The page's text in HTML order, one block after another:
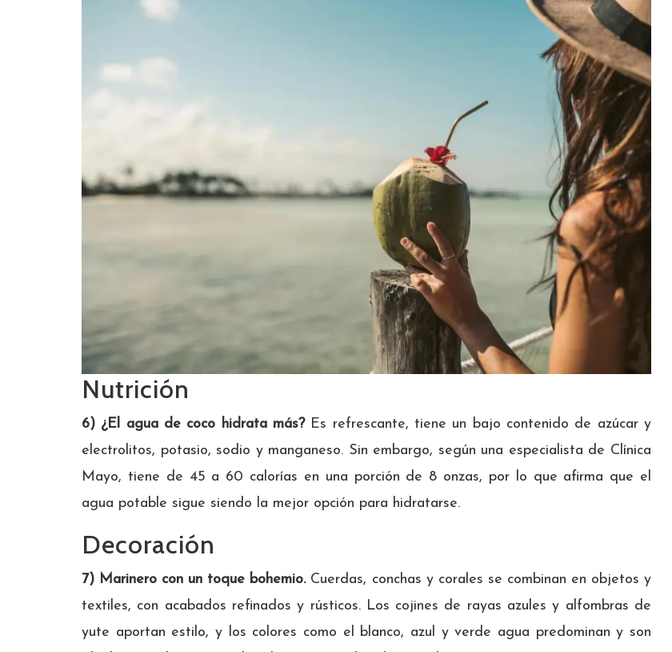
Nutrición
6) ¿El agua de coco hidrata más?Es refrescante, tiene un bajo contenido de azúcar y
electrolitos, potasio, sodio y manganeso. Sin embargo, según una especialista de Clínica
Mayo, tiene de 45 a 60 calorías en una porción de 8 onzas, por lo que afirma que el
agua potable sigue siendo la mejor opción para hidratarse.
Decoración
7) Marinero con un toque bohemio.Cuerdas, conchas y corales se combinan en objetos y
textiles, con acabados refinados y rústicos. Los cojines de rayas azules y alfombras de
yute aportan estilo, y los colores como el blanco, azul y verde agua predominan y son